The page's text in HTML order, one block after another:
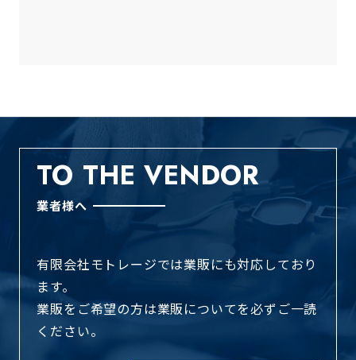
TO THE VENDOR
業者様へ
有限会社モトレージでは業販にも対応しており
ます。
業販をご希望の方は業販についてを必ずご一読
ください。